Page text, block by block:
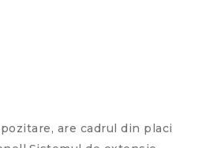
are cadrul din placi